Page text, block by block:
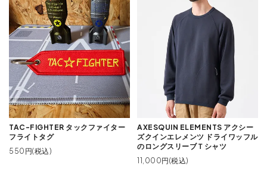
TAC-FIGHTER タックファイター
フライトタグ
550円(税込)
AXESQUIN ELEMENTS アクシー
ズクインエレメンツ ドライワッフル
のロングスリーブＴシャツ
11,000円(税込)